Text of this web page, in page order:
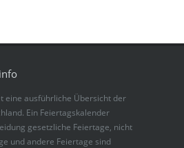
eine ausführliche Übersicht der
Ein Feiertagskalender
gesetzliche Feiertage, nicht
und andere Feiertage sind